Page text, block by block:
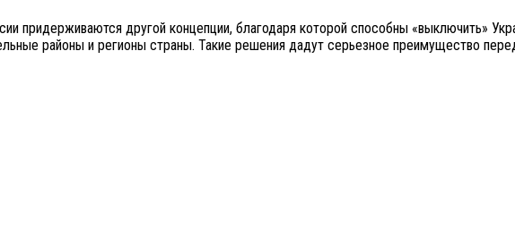
придерживаются другой концепции, благодаря которой способны «выключить»
районы и регионы страны. Такие решения дадут серьезное преимущество